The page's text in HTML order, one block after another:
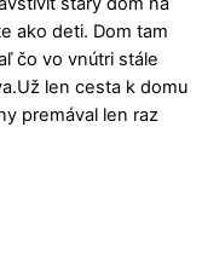
ako deti. Dom tam
čo vo vnútri stále
len cesta k domu
premával len raz